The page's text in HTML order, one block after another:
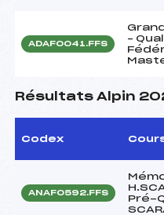
ADAF0041.FFS
–
Résultats Alpin
Codex
ANAF0592.FFS
Pré-